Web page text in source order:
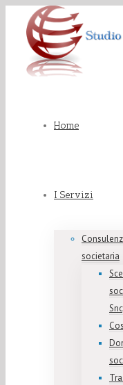
Home
I Servizi
societaria